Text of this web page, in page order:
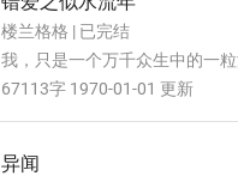
楼兰格格 | 已完结
我，只是一个万千众生中的一
子，坚韧的内心，在红尘里翻滚
67113字 1970-01-01 更新
异闻